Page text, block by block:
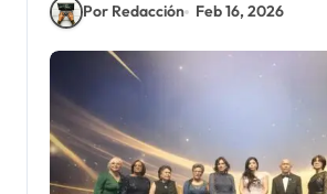
Por Redacción Feb 16, 2026